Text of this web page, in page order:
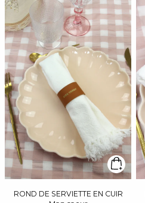
ROND DE SERVIETTE EN CUIR